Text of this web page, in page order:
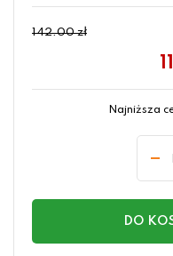
142.00 zł
Najniższa
DO